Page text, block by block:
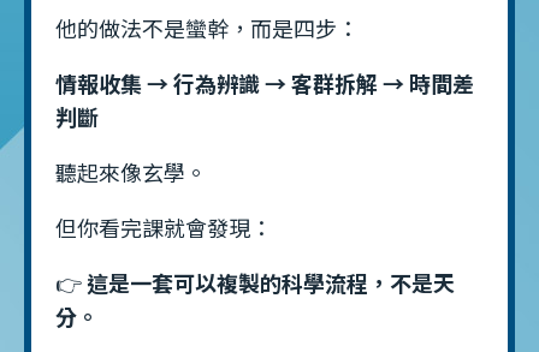
他的做法不是蠻幹，而是四步：
情報收集 → 行為辨識 → 客群拆解 → 時間差
判斷
聽起來像玄學。
但你看完課就會發現：
👉這是一套可以複製的科學流程，不是天
分。